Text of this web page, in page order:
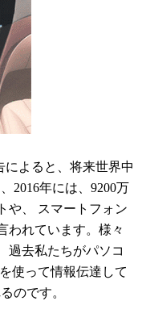
によると、将来世界中
2016年には、9200万
や、 スマートフォン
われています。様々
過去私たちがパソコ
使って情報伝達して
のです。